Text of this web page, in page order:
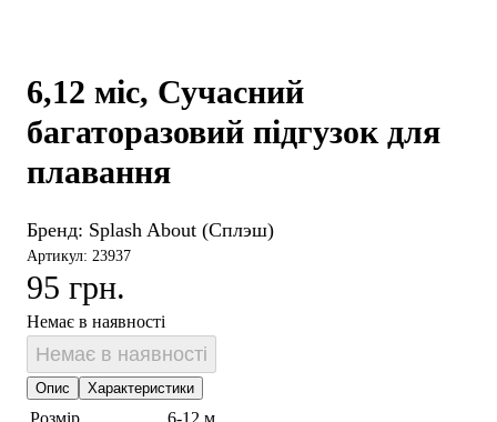
6,12 міс, Сучасний
багаторазовий підгузок для
плавання
Бренд: Splash About (Сплэш)
Артикул: 23937
95 грн.
Немає в наявності
Немає в наявності
Опис Характеристики